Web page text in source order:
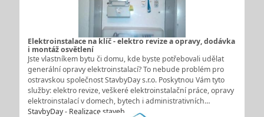
Elektroinstalace na klíč - elektro revize a opravy, dodávka
i montáž osvětlení
Jste vlastníkem bytu či domu, kde byste potřebovali udělat
generální opravy elektroinstalací? To nebude problém pro
ostravskou společnost StavbyDay s.r.o. Poskytnou Vám tyto
služby: elektro revize, veškeré elektroinstalační práce, opravy
elektroinstalací v domech, bytech i administrativních…
StavbyDay - Realizace staveb